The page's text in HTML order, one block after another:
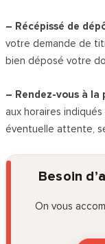
– Récépissé de
votre demande de
bien déposé votre
– Rendez-vous à
aux horaires
éventuelle attente,
Besoin
On vous